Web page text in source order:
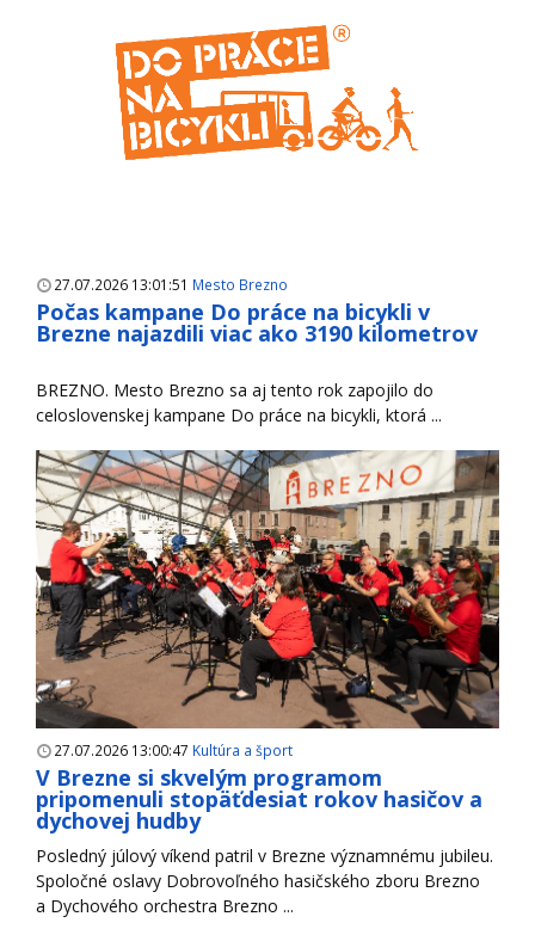
27.07.2026 13:01:51 Mesto Brezno
Počas kampane Do práce na bicykli v
Brezne najazdili viac ako 3190 kilometrov
BREZNO. Mesto Brezno sa aj tento rok zapojilo do
celoslovenskej kampane Do práce na bicykli, ktorá ...
27.07.2026 13:00:47 Kultúra a šport
V Brezne si skvelým programom
pripomenuli stopäťdesiat rokov hasičov a
dychovej hudby
Posledný júlový víkend patril v Brezne významnému jubileu.
Spoločné oslavy Dobrovoľného hasičského zboru Brezno
a Dychového orchestra Brezno ...